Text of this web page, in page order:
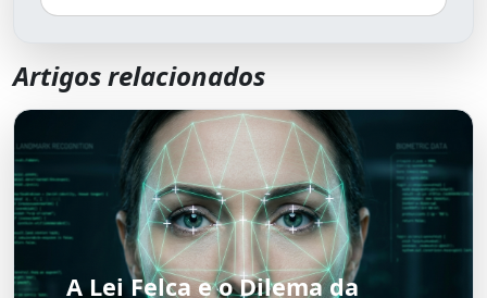
Artigos relacionados
A Lei Felca e o Dilema da